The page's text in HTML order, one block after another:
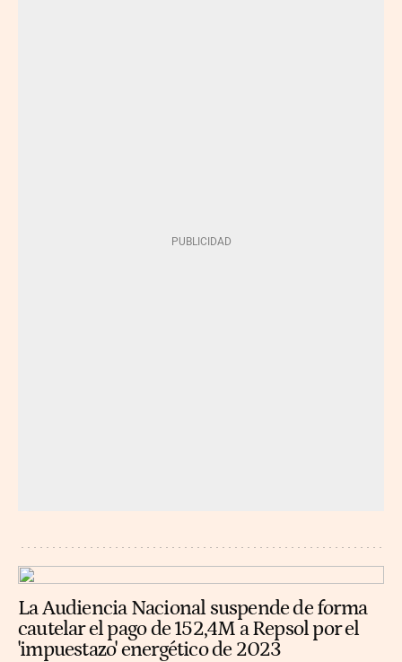
La Audiencia Nacional suspende de forma
cautelar el pago de 152,4M a Repsol por el
'impuestazo' energético de 2023